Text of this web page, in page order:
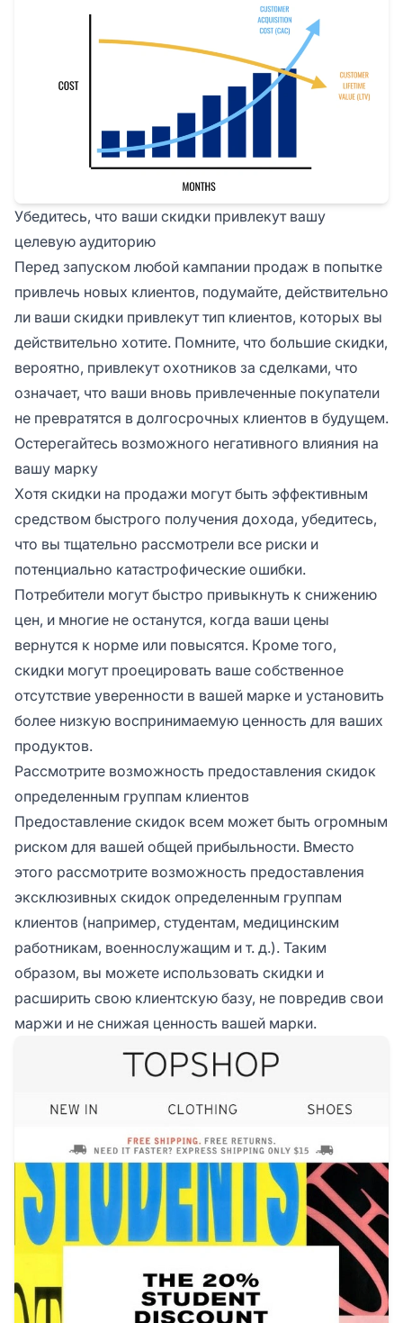
Убедитесь, что ваши скидки привлекут вашу
целевую аудиторию
Перед запуском любой кампании продаж в попытке
привлечь новых клиентов, подумайте, действительно
ли ваши скидки привлекут тип клиентов, которых вы
действительно хотите. Помните, что большие скидки,
вероятно, привлекут охотников за сделками, что
означает, что ваши вновь привлеченные покупатели
не превратятся в долгосрочных клиентов в будущем.
Остерегайтесь возможного негативного влияния на
вашу марку
Хотя скидки на продажи могут быть эффективным
средством быстрого получения дохода, убедитесь,
что вы тщательно рассмотрели все риски и
потенциально катастрофические ошибки.
Потребители могут быстро привыкнуть к снижению
цен, и многие не останутся, когда ваши цены
вернутся к норме или повысятся. Кроме того,
скидки могут проецировать ваше собственное
отсутствие уверенности в вашей марке и установить
более низкую воспринимаемую ценность для ваших
продуктов.
Рассмотрите возможность предоставления скидок
определенным группам клиентов
Предоставление скидок всем может быть огромным
риском для вашей общей прибыльности. Вместо
этого рассмотрите возможность предоставления
эксклюзивных скидок определенным группам
клиентов (например, студентам, медицинским
работникам, военнослужащим и т. д.). Таким
образом, вы можете использовать скидки и
расширить свою клиентскую базу, не повредив свои
маржи и не снижая ценность вашей марки.